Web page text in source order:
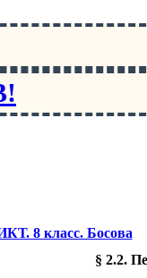
8 класс. Босова
§ 2.2.